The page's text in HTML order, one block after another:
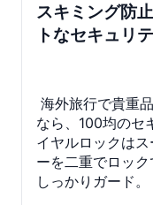
スキミング防
トなセキュリ
海外旅行で貴重
なら、100均のセ
イヤルロックは
ーを二重でロッ
しっかりガード。